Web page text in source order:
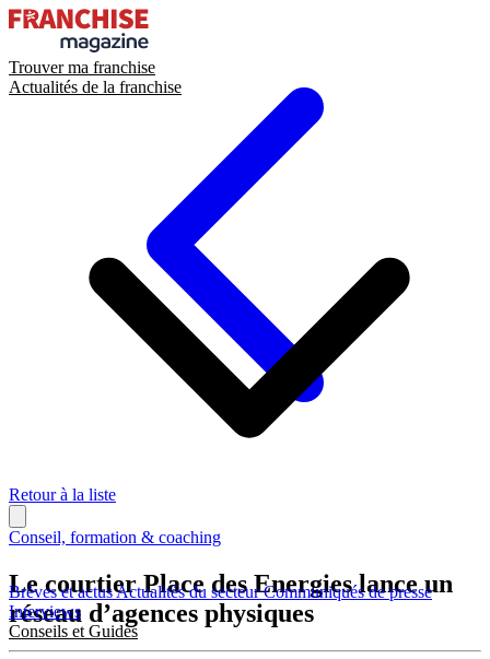
Trouver ma franchise
Actualités de la franchise
Brèves et actusActualités du secteurCommuniqués de presse
Interviews
Conseils et Guides
Retour à la liste
Conseil, formation & coaching
Le courtier Place des Energies lance un
réseau d’agences physiques